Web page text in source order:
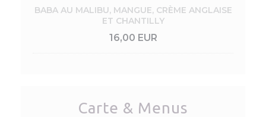
BABA AU MALIBU, MANGUE, CRÈME ANGLAISE
ET CHANTILLY
16,00 EUR
Carte & Menus